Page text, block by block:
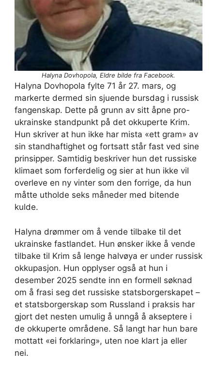
Halyna Dovhopola, Eldre bilde fra Facebook.
Halyna Dovhopola fylte 71 år 27. mars, og
markerte dermed sin sjuende bursdag i russisk
fangenskap. Dette på grunn av sitt åpne pro-
ukrainske standpunkt på det okkuperte Krim.
Hun skriver at hun ikke har mista «ett gram» av
sin standhaftighet og fortsatt står fast ved sine
prinsipper. Samtidig beskriver hun det russiske
klimaet som forferdelig og sier at hun ikke vil
overleve en ny vinter som den forrige, da hun
måtte utholde seks måneder med bitende
kulde.
Halyna drømmer om å vende tilbake til det
ukrainske fastlandet. Hun ønsker ikke å vende
tilbake til Krim så lenge halvøya er under russisk
okkupasjon. Hun opplyser også at hun i
desember 2025 sendte inn en formell søknad
om å frasi seg det russiske statsborgerskapet –
et statsborgerskap som Russland i praksis har
gjort det nesten umulig å unngå å akseptere i
de okkuperte områdene. Så langt har hun bare
mottatt «ei forklaring», uten noe klart ja eller
nei.